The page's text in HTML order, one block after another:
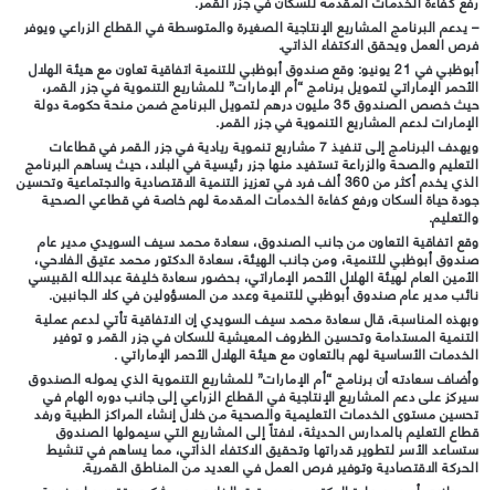
– يدعم البرنامج المشاريع الإنتاجية الصغيرة والمتوسطة في القطاع الزراعي ويوفر
فرص العمل ويحقق الاكتفاء الذاتي.
أبوظبي في 21 يونيو: وقع صندوق أبوظبي للتنمية اتفاقية تعاون مع هيئة الهلال
الأحمر الإماراتي لتمويل برنامج “أم الإمارات” للمشاريع التنموية في جزر القمر،
حيث خصص الصندوق 35 مليون درهم لتمويل البرنامج ضمن منحة حكومة دولة
الإمارات لدعم المشاريع التنموية في جزر القمر.
ويهدف البرنامج إلى تنفيذ 7 مشاريع تنموية ريادية في جزر القمر في قطاعات
التعليم والصحة والزراعة تستفيد منها جزر رئيسية في البلاد، حيث يساهم البرنامج
الذي يخدم أكثر من 360 ألف فرد في تعزيز التنمية الاقتصادية والاجتماعية وتحسين
جودة حياة السكان ورفع كفاءة الخدمات المقدمة لهم خاصة في قطاعي الصحية
والتعليم.
وقع اتفاقية التعاون من جانب الصندوق، سعادة محمد سيف السويدي مدير عام
صندوق أبوظبي للتنمية، ومن جانب الهيئة، سعادة الدكتور محمد عتيق الفلاحي،
الأمين العام لهيئة الهلال الأحمر الإماراتي، بحضور سعادة خليفة عبدالله القبيسي
نائب مدير عام صندوق أبوظبي للتنمية وعدد من المسؤولين في كلا الجانبين.
وبهذه المناسبة، قال سعادة محمد سيف السويدي إن الاتفاقية تأتي لدعم عملية
التنمية المستدامة وتحسين الظروف المعيشية للسكان في جزر القمر و توفير
الخدمات الأساسية لهم بالتعاون مع هيئة الهلال الأحمر الإماراتي .
وأضاف سعادته أن برنامج “أم الإمارات” للمشاريع التنموية الذي يموله الصندوق
سيركز على دعم المشاريع الإنتاجية في القطاع الزراعي إلى جانب دوره الهام في
تحسين مستوى الخدمات التعليمية والصحية من خلال إنشاء المراكز الطبية ورفد
قطاع التعليم بالمدارس الحديثة، لافتاً إلى المشاريع التي سيمولها الصندوق
ستساعد الأسر لتطوير قدراتها وتحقيق الاكتفاء الذاتي، مما يساهم في تنشيط
الحركة الاقتصادية وتوفير فرص العمل في العديد من المناطق القمرية.